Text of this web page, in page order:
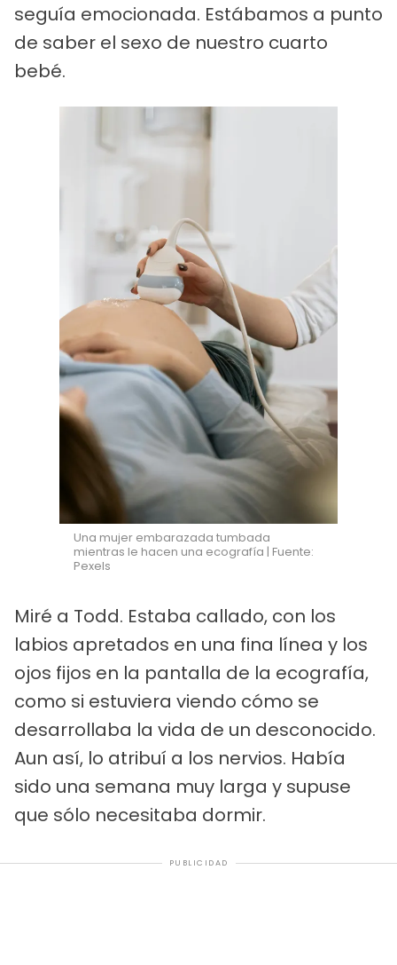
seguía emocionada. Estábamos a punto
de saber el sexo de nuestro cuarto
bebé.
Una mujer embarazada tumbada
mientras le hacen una ecografía | Fuente:
Pexels
Miré a Todd. Estaba callado, con los
labios apretados en una fina línea y los
ojos fijos en la pantalla de la ecografía,
como si estuviera viendo cómo se
desarrollaba la vida de un desconocido.
Aun así, lo atribuí a los nervios. Había
sido una semana muy larga y supuse
que sólo necesitaba dormir.
PUBLICIDAD